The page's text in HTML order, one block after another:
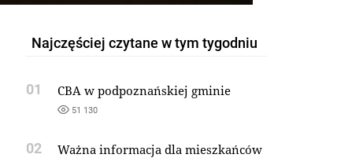
Najczęściej czytane w tym tygodniu
01 CBA w podpoznańskiej gminie
51 130
02
Ważna informacja dla mieszkańców